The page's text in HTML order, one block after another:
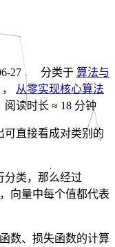
27 分类于 算法与
，
从零实现核心算法
阅读时长 ≈ 18 分钟
可直接看成对类别的
分类，那么经过
向量中每个值都代表
数、损失函数的计算